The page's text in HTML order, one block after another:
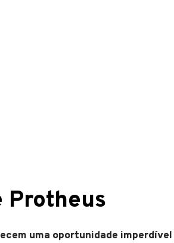
Protheus
uma oportunidade